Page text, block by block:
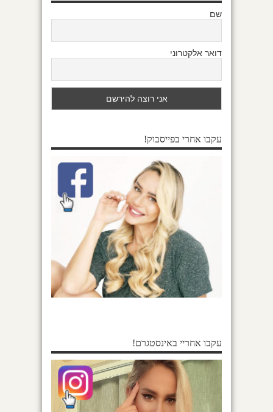
שם
דואר אלקטרוני
עקבו אחרי בפייסבוק!
עקבו אחריי באינסטגרם!